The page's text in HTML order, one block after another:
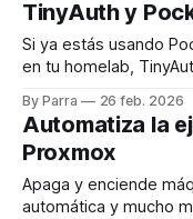
TinyAuth y
Si ya estás usando
en tu homelab,
Passkeys, sin tener
avanzadas de OIDC.
By Parra 26 feb. 2026
Automatiza la
Proxmox
Apaga y enciende
automática y mucho